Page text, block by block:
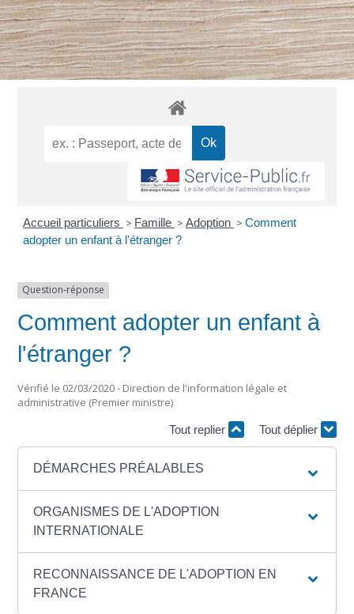
Accueil particuliers > Famille > Adoption > Comment
adopter un enfant à l'étranger ?
Question-réponse
Comment adopter un enfant à
l'étranger ?
Vérifié le 02/03/2020 - Direction de l'information légale et
administrative (Premier ministre)
Tout replier Tout déplier
DÉMARCHES PRÉALABLES
ORGANISMES DE L'ADOPTION
INTERNATIONALE
RECONNAISSANCE DE L'ADOPTION EN
FRANCE